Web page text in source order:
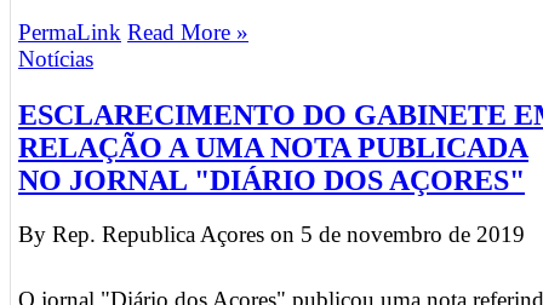
PermaLink Read More »
Notícias
ESCLARECIMENTO DO GABINETE
RELAÇÃO A UMA NOTA PUBLICADA
NO JORNAL "DIÁRIO DOS AÇORES"
By Rep. Republica Açores on 5 de novembro de 2019
O jornal "Diário dos Açores" publicou uma nota